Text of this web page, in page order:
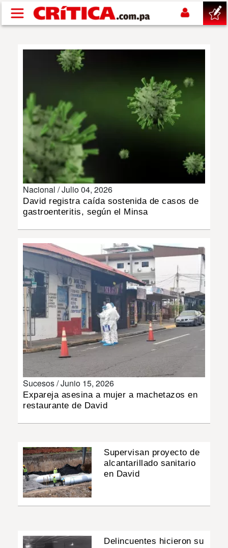
Pasar al contenido principal
NACIONAL
SHOW
DEPORTES
MUNDO
INSÓLITAS
MULTIMEDIA
IMPRESO
Nacional /Julio 04, 2026
David registra caída sostenida de casos de
gastroenteritis, según el Minsa
Sucesos /Junio 15, 2026
Expareja asesina a mujer a machetazos en
restaurante de David
Supervisan proyecto de
alcantarillado sanitario
en David
Delincuentes hicieron su